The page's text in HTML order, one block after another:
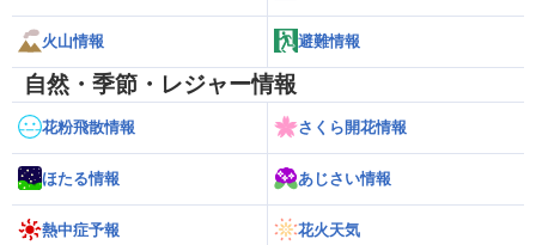
火山情報 避難情報
自然・季節・レジャー情報
花粉飛散情報 さくら開花情報
ほたる情報 あじさい情報
熱中症予報 花火天気